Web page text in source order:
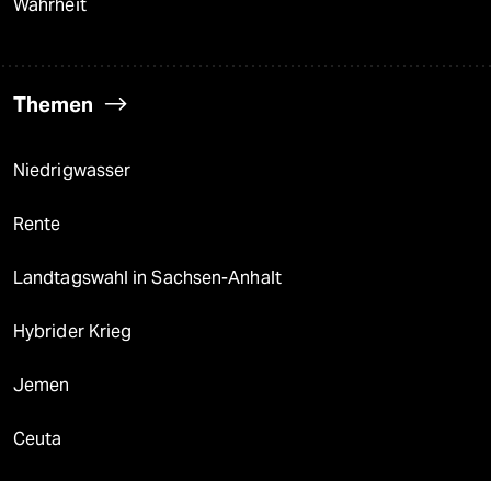
Wahrheit
Themen
Niedrigwasser
Rente
Landtagswahl in Sachsen-Anhalt
Hybrider Krieg
Jemen
Ceuta